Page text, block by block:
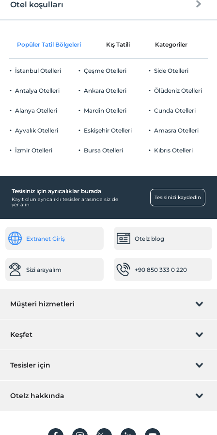
Odalar
Çalışma Alanları
Engelli
Ana kapı giriş düz ayaktır
Sağlık
Diğer
Isıtma
Hızlı check-in/check-out
Alkollü içecek yok
Yetişkin oteli
Otel koşulları
Check/in
Check/out
En geç saat 12:00 ve öncesi
Evcil Hayvan
2 yaşına kadar olan bebekler ücretsizdir.
Popüler Tatil Bölgeleri Kış Tatili Kategoriler
İstanbul Otelleri
Antalya Otelleri
Alanya Otelleri
Ayvalık Otelleri
İzmir Otelleri
Çeşme Otelleri
Ankara Otelleri
Mardin Otelleri
Eskişehir Otelleri
Bursa Otelleri
Side Otelleri
Ölüdeniz Otelleri
Cunda Otelleri
Amasra Otelleri
Kıbrıs Otelleri
Tesisiniz için ayrıcalıklar burada
Kayıt olun ayrıcalıklı tesisler arasında siz de
yer alın
Tesisinizi kaydedin
Extranet Giriş Otelz blog
Sizi arayalım +90 850 333 0 220
Müşteri hizmetleri
Rezervasyon yönet
Sıkça sorulan sorular
Keşfet
Hediye Kart
Tesisler için
Hemen tesisinizi ekleyin
Otelz hakkında